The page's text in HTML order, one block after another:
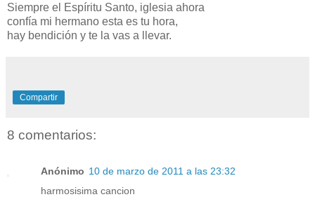
Siempre el Espíritu Santo, iglesia ahora
confía mi hermano esta es tu hora,
hay bendición y te la vas a llevar.
Compartir
8 comentarios:
Anónimo 10 de marzo de 2011 a las 23:32
harmosisima cancion